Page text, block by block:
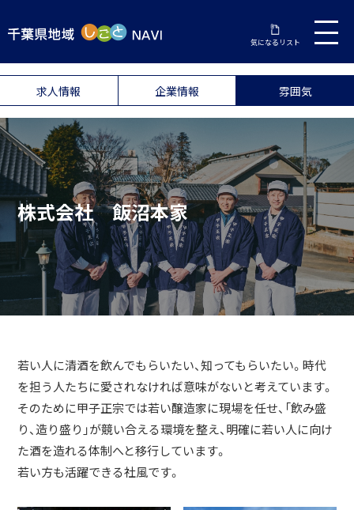
気になるリスト
求人情報 企業情報 雰囲気
株式会社 飯沼本家
若い人に清酒を飲んでもらいたい、知ってもらいたい。時代
を担う人たちに愛されなければ意味がないと考えています。
そのために甲子正宗では若い醸造家に現場を任せ、「飲み盛
り、造り盛り」が競い合える環境を整え、明確に若い人に向け
た酒を造れる体制へと移行しています。
若い方も活躍できる社風です。